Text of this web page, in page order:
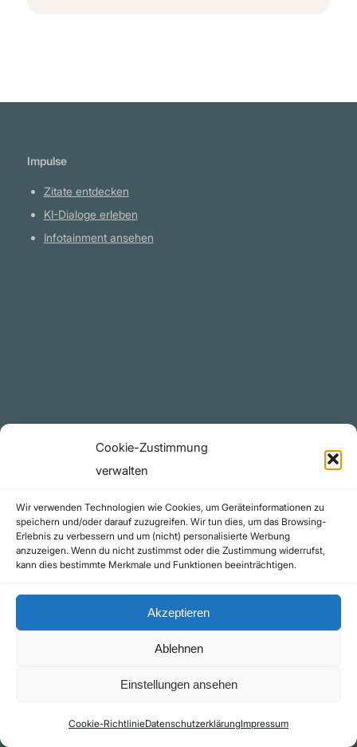
Cookie-Zustimmung
verwalten
Wir verwenden Technologien wie Cookies, um Geräteinformationen zu
speichern und/oder darauf zuzugreifen. Wir tun dies, um das Browsing-
Erlebnis zu verbessern und um (nicht) personalisierte Werbung
anzuzeigen. Wenn du nicht zustimmst oder die Zustimmung widerrufst,
kann dies bestimmte Merkmale und Funktionen beeinträchtigen.
Akzeptieren
Ablehnen
Einstellungen ansehen
Cookie-RichtlinieDatenschutzerklärungImpressum
Impulse
Zitate entdecken
KI-Dialoge erleben
Infotainment ansehen
Datenschutzerklärung
Cookie-Richtlinie (EU)
Impressum
Kontakt
*Als Amazon-Partner erhalte ich eine kleine Provision für qualifizierte Käufe
Impressum